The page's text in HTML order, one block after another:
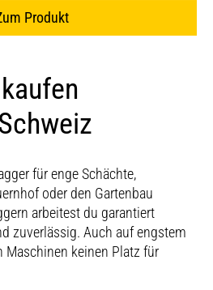
Produkt
für enge Schächte,
oder den Gartenbau
arbeitest du garantiert
zuverlässig. Auch auf engstem
Maschinen keinen Platz für